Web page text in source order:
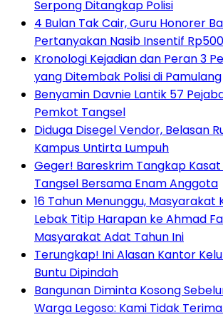
Serpong Ditangkap Polisi
4 Bulan Tak Cair, Guru Honorer
Pertanyakan Nasib Insentif
Kronologi Kejadian dan Peran 3
yang Ditembak Polisi di Pamulang
Benyamin Davnie Lantik 57
Pemkot Tangsel
Diduga Disegel Vendor, Belasan
Kampus Untirta Lumpuh
Geger! Bareskrim Tangkap
Tangsel Bersama Enam Anggota
16 Tahun Menunggu, Masyarakat
Lebak Titip Harapan ke Ahmad
Masyarakat Adat Tahun Ini
Terungkap! Ini Alasan Kantor
Buntu Dipindah
Bangunan Diminta Kosong
Warga Legoso: Kami Tidak